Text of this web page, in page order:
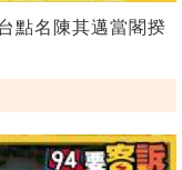
點名陳其邁當閣揆